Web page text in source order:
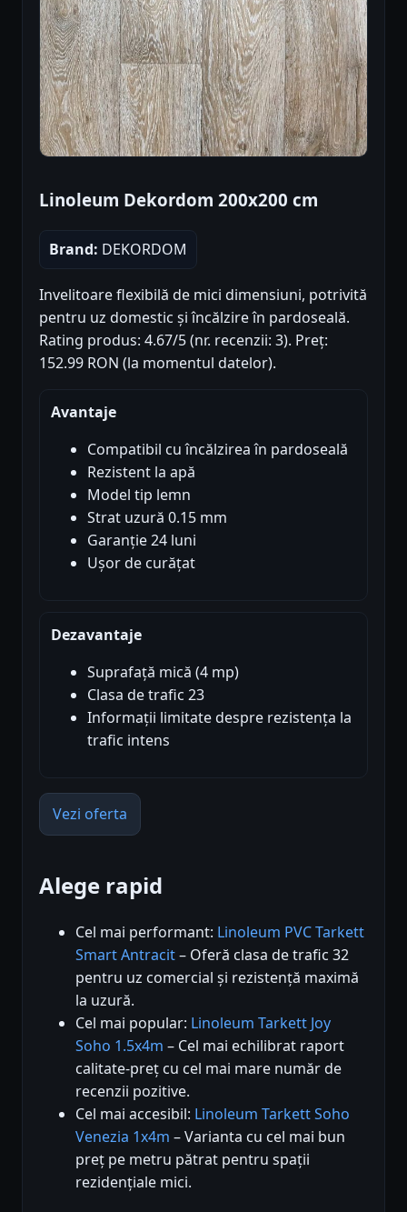
Linoleum Dekordom 200x200 cm
Brand: DEKORDOM
Invelitoare flexibilă de mici dimensiuni, potrivită
pentru uz domestic și încălzire în pardoseală.
Rating produs: 4.67/5 (nr. recenzii: 3). Preț:
152.99 RON (la momentul datelor).
Avantaje
Compatibil cu încălzirea în pardoseală
Rezistent la apă
Model tip lemn
Strat uzură 0.15 mm
Garanție 24 luni
Ușor de curățat
Dezavantaje
Suprafață mică (4 mp)
Clasa de trafic 23
Informații limitate despre rezistența la
trafic intens
Vezi oferta
Alege rapid
Cel mai performant: Linoleum PVC Tarkett
Smart Antracit– Oferă clasa de trafic 32
pentru uz comercial și rezistență maximă
la uzură.
Cel mai popular: Linoleum Tarkett Joy
Soho 1.5x4m – Cel mai echilibrat raport
calitate-preț cu cel mai mare număr de
recenzii pozitive.
Cel mai accesibil: Linoleum Tarkett Soho
Venezia 1x4m – Varianta cu cel mai bun
preț pe metru pătrat pentru spații
rezidențiale mici.